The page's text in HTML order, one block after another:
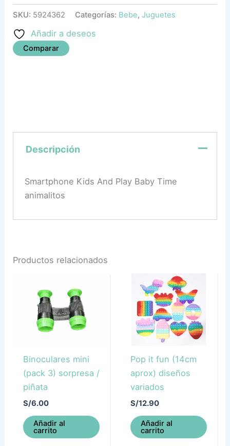
SKU: 5924362 Categorías: Bebe,Juguetes
Añadir a deseos
Comparar
Descripción
Smartphone Kids And Play Baby Time
animalitos
Productos relacionados
Binoculares mini
(pack 3) sorpresa /
piñata
S/6.00
Añadir al
carrito
Pop it fun (14cm
aprox) diseños
variados
S/12.90
Añadir al
carrito